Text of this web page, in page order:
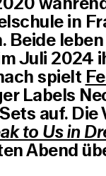
in
Beide
Juli 2024
spielt
Labels
auf. Die
to Us in
Abend